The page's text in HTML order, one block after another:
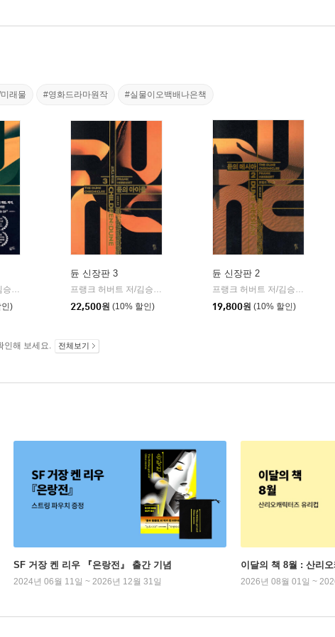
래물 #영화드라마원작 #실물이오백배나은책
프랭크 허버트 저/김승욱 역
)
듄 신장판 3
프랭크 허버트 저/김승욱 역
22,500원 (10% 할인)
듄 신장판 2
프랭크 허버트 저/김승욱 역
19,800원 (10% 할인)
인해 보세요. 전체보기
SF 거장 켄 리우 『은랑전』 출간 기념
2024년 06월 11일 ~ 2026년 12월 31일
이달의 책 8월 : 산리
2026년 08월 01일 ~